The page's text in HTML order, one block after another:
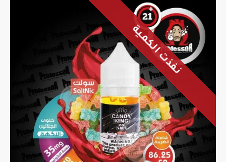
نفذت الكمية